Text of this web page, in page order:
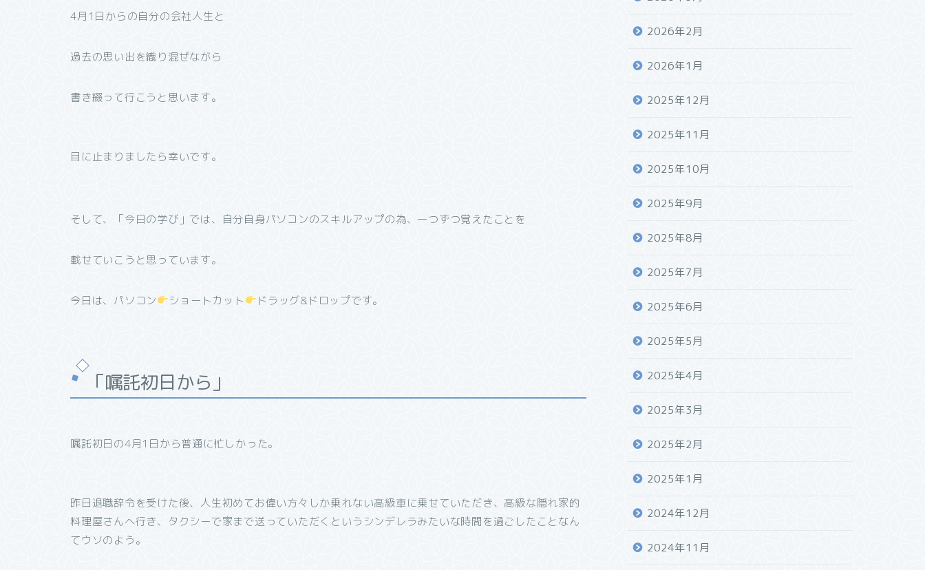
4月1日からの自分の会社人生と
過去の思い出を織り混ぜながら
書き綴って行こうと思います。
目に止まりましたら幸いです。
そして、「今日の学び」では、自分自身パソコンのスキルアップの為、一つずつ覚えたことを
載せていこうと思っています。
今日は、パソコン ショートカット ドラッグ&ドロップです。
「嘱託初日から」
嘱託初日の4月1日から普通に忙しかった。
昨日退職辞令を受けた後、人生初めてお偉い方々しか乗れない高級車に乗せていただき、高級な隠れ家的
料理屋さんへ行き、タクシーで家まで送っていただくというシンデレラみたいな時間を過ごしたことなん
てウソのよう。
2026年2月
2026年1月
2025年12月
2025年11月
2025年10月
2025年9月
2025年8月
2025年7月
2025年6月
2025年5月
2025年4月
2025年3月
2025年2月
2025年1月
2024年12月
2024年11月